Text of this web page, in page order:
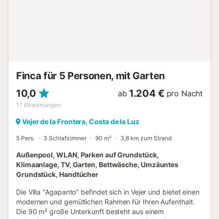
Finca für 5 Personen, mit Garten
10,0
17 Bewertungen
ab 1.204 € pro Nacht
Vejer de la Frontera, Costa de la Luz
5 Pers. 3 Schlafzimmer 90 m² 3,8 km zum Strand
Außenpool, WLAN, Parken auf Grundstück,
Klimaanlage, TV, Garten, Bettwäsche, Umzäuntes
Grundstück, Handtücher
Die Villa "Agapanto" befindet sich in Vejer und bietet einen
modernen und gemütlichen Rahmen für Ihren Aufenthalt.
Die 90 m² große Unterkunft besteht aus einem